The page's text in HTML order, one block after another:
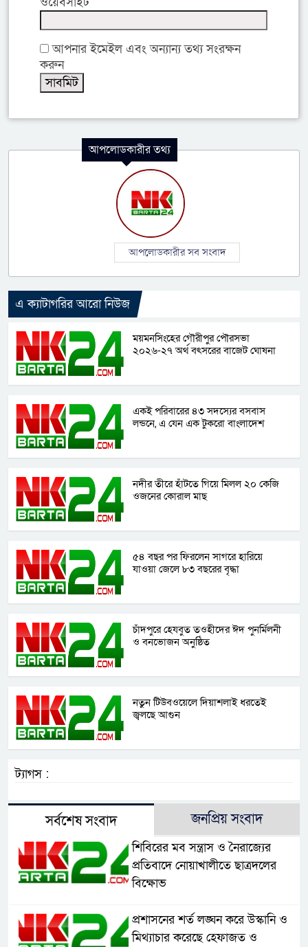
আপনার ইমেইল এবং অন্যান্য তথ্য সংরক্ষন
করুন
আপলোডকারীর তথ্য
আপলোডকারীর সব সংবাদ
এ ক্যাটাগরির আরো নিউজ
ময়মনসিংহের গৌরীপুর পৌরসভা
২০২৬-২৭ অর্থ বৎসরের বাজেট ঘোষনা
একই পরিবারের ৪৩ সদস্যের বসবাস
লন্ডনে, এ যেন এক টুকরো বাংলাদেশ
নদীর তীরে হাঁটতে গিয়ে মিলল ২০ কেজি
ওজনের কোরাল মাছ
৫৪ বছর পর ফিরলেন সাগরে হারিয়ে
যাওয়া জেলে ৮৩ বছরের বৃদ্ধা
চাঁদপুরে হেযবুত তওহীদের ঈদ পুনর্মিলনী
ও বনভোজন অনুষ্ঠিত
নতুন টিউবওয়েলে দিয়াশলাই ধরতেই
জ্বলছে আগুন
ট্যাগস :
সর্বশেষ সংবাদ জনপ্রিয় সংবাদ
শিবিরের মব সন্ত্রাস ও নৈরাজ্যের
প্রতিবাদে নোয়াখালীতে ছাত্রদলের
বিক্ষোভ
প্রশাসনের শর্ত লঙ্ঘন করে উস্কানি ও
মিথ্যাচার করেছে হেফাজত ও